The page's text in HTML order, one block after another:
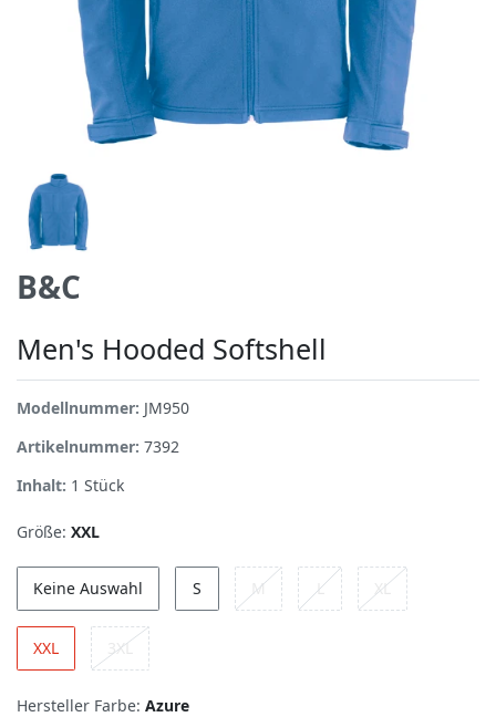
B&C
Men's Hooded Softshell
Modellnummer: JM950
Artikelnummer: 7392
Inhalt: 1 Stück
Größe: XXL
Keine Auswahl S M L XL
XXL 3XL
Hersteller Farbe: Azure